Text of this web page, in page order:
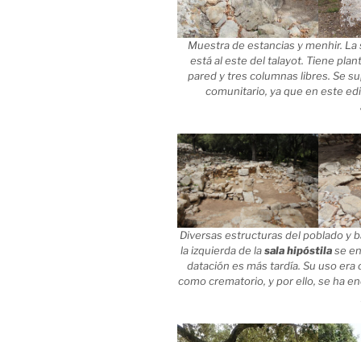
Muestra de estancias y menhir.
está al este del talayot. Tiene
pared y tres columnas libres. Se
comunitario, ya que en este
Diversas estructuras del poblado y
la izquierda de lasala hipóstilase
datación es más tardía. Su uso
como crematorio, y por ello, se ha